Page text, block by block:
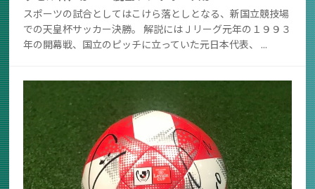
スポーツの試合としてはこけら落としとなる、新国立競技場
での天皇杯サッカー決勝。 解説にはＪリーグ元年の１９９３
年の開幕戦、国立のピッチに立っていた元日本代表、 ...